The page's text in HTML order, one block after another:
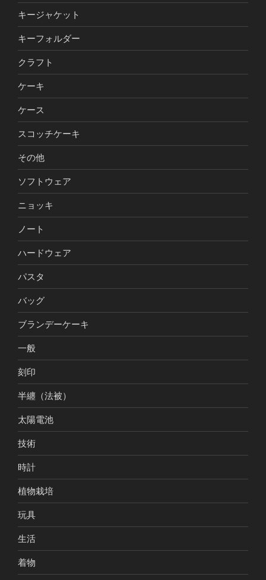
キージャケット
キーフォルダー
クラフト
ケーキ
ケース
スコッチケーキ
その他
ソフトウェア
ニョッキ
ノート
ハードウェア
パスタ
バッグ
ブランデーケーキ
一般
刻印
半纏（法被）
太陽電池
技術
時計
植物栽培
玩具
生活
着物